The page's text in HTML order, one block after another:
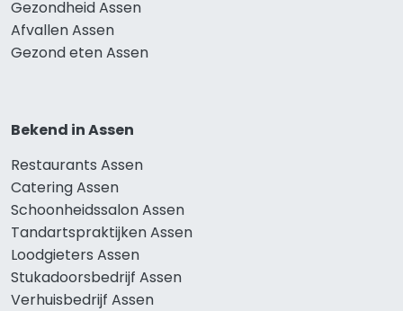
Gezondheid Assen
Afvallen Assen
Gezond eten Assen
Bekend in Assen
Restaurants Assen
Catering Assen
Schoonheidssalon Assen
Tandartspraktijken Assen
Loodgieters Assen
Stukadoorsbedrijf Assen
Verhuisbedrijf Assen